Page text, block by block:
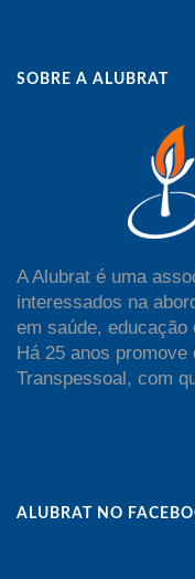
SOBRE A ALUBRAT
A Alubrat é uma
interessados na
em saúde, educação
Há 25 anos
Transpessoal, com
ALUBRAT NO